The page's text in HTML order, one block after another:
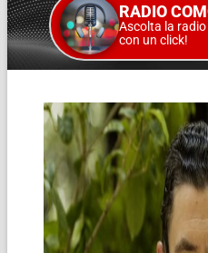
RADIO
Ascolta la radio
con un click!